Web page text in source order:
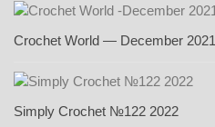
Crochet World — December 2021
Simply Crochet №122 2022